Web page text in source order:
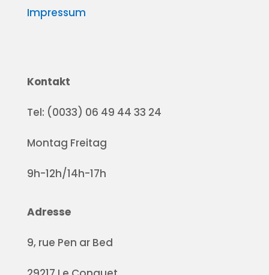
Impressum
Kontakt
Tel: (0033) 06 49 44 33 24
Montag Freitag
9h-12h/14h-17h
Adresse
9, rue Pen ar Bed